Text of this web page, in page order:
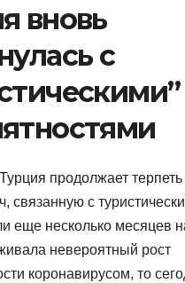
вновь
с
продолжает терпеть
связанную с
еще несколько месяцев
невероятный рост
коронавирусом, то